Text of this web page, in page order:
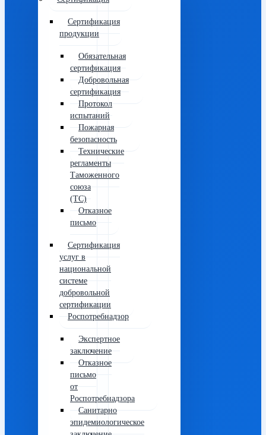
Сертификация
Сертификация
продукции
Обязательная
сертификация
Добровольная
сертификация
Протокол
испытаний
Пожарная
безопасность
Технические
регламенты
Таможенного
союза
(ТС)
Отказное
письмо
Сертификация
услуг в
национальной
системе
добровольной
сертификации
Роспотребнадзор
Экспертное
заключение
Отказное
письмо
от
Роспотребнадзора
Санитарно
эпидемиологическое
Узнайте стоимость